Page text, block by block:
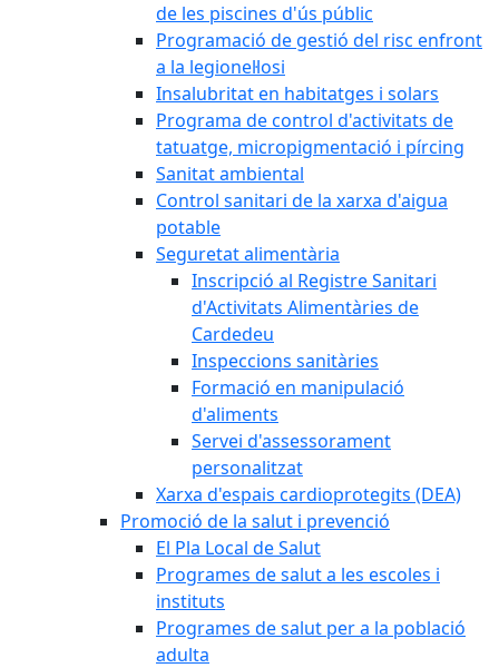
de les piscines d'ús públic
Programació de gestió del risc enfront
a la legionel·losi
Insalubritat en habitatges i solars
Programa de control d'activitats de
tatuatge, micropigmentació i pírcing
Sanitat ambiental
Control sanitari de la xarxa d'aigua
potable
Seguretat alimentària
Inscripció al Registre Sanitari
d'Activitats Alimentàries de
Cardedeu
Inspeccions sanitàries
Formació en manipulació
d'aliments
Servei d'assessorament
personalitzat
Xarxa d'espais cardioprotegits (DEA)
Promoció de la salut i prevenció
El Pla Local de Salut
Programes de salut a les escoles i
instituts
Programes de salut per a la població
adulta